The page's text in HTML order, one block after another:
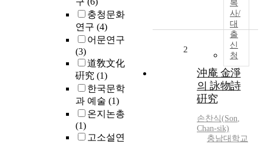
충청문화
연구 (4)
어문연구
(3)
道敎文化
硏究 (1)
한국문학
과 예술 (1)
온지논총
(1)
고소설연
복
사/
대
출
신
청
2
沖庵 金淨
의 詠物詩
硏究
손찬식(Son,
Chan-sik)
충남대학교